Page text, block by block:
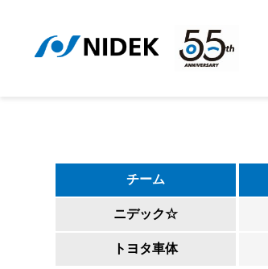
チーム
ニデック☆
トヨタ車体